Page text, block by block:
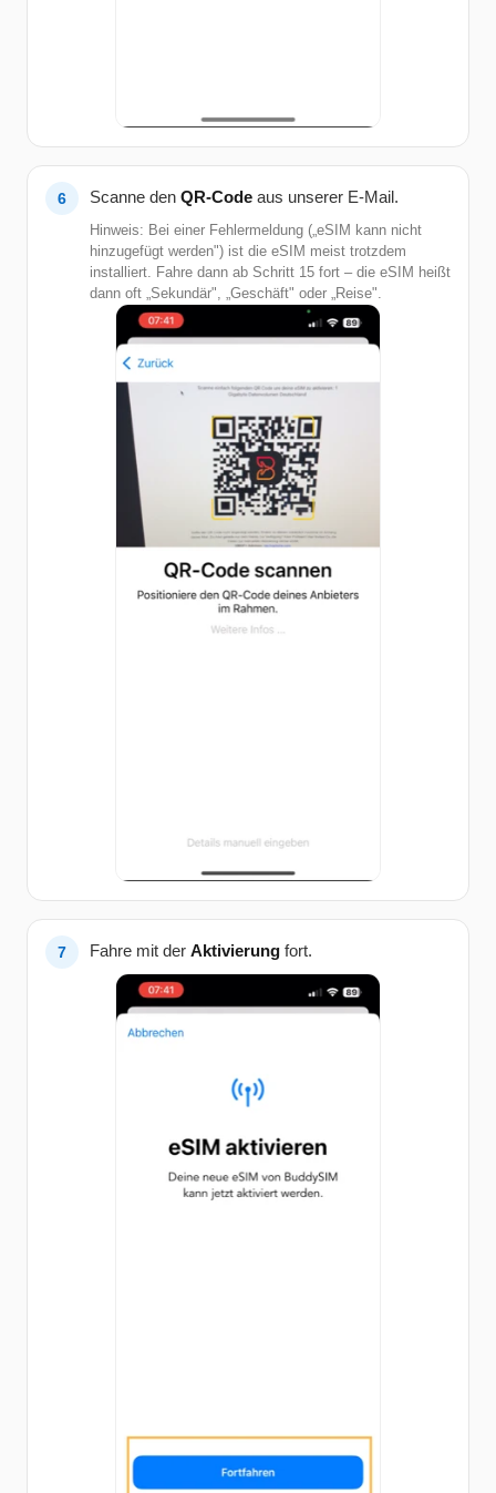
Scanne den QR-Code aus unserer E-Mail.
Hinweis: Bei einer Fehlermeldung („eSIM kann nicht
hinzugefügt werden") ist die eSIM meist trotzdem
installiert. Fahre dann ab Schritt 15 fort – die eSIM heißt
dann oft „Sekundär", „Geschäft" oder „Reise".
Fahre mit der Aktivierung fort.